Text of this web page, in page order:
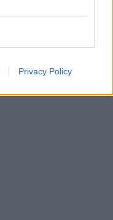
Privacy Policy